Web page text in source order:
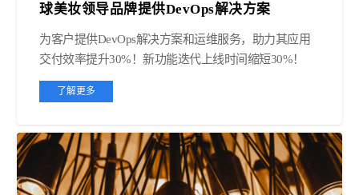
球美妆领导品牌提供DevOps解决方案
为客户提供DevOps解决方案和运维服务，助力其应用
交付效率提升30%！新功能迭代上线时间缩短30%！
了解更多